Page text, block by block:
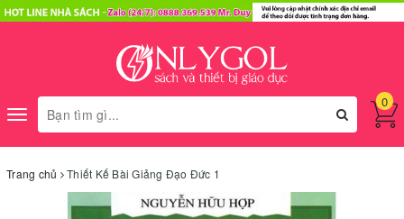
Toggle
navigation
0
Trang chủ Thiết Kế Bài Giảng Đạo Đức 1